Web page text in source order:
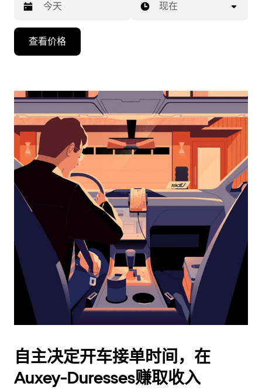
向
头
浏
日
并
期。
按
退
闭
日
历。
现在
查看价格
自主决定开车接单时间，在
Auxey-Duresses赚取收入